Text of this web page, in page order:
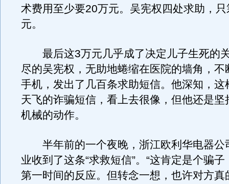
术费用至少要20万元。吴宪权四处求助，
元。
最后这3万元几乎成了决定儿子生死的
尽的吴宪权，无助地蜷缩在医院的墙角，不
手机，发出了几百条求助短信。他深知，这
天飞的诈骗短信，看上去很像，但他还是坚
机械的动作。
半年前的一个夜晚，浙江欧利华电器公
业收到了这条“求救短信”。“这肯定是个骗子
第一时间的反应。但转念一想，也许对方真